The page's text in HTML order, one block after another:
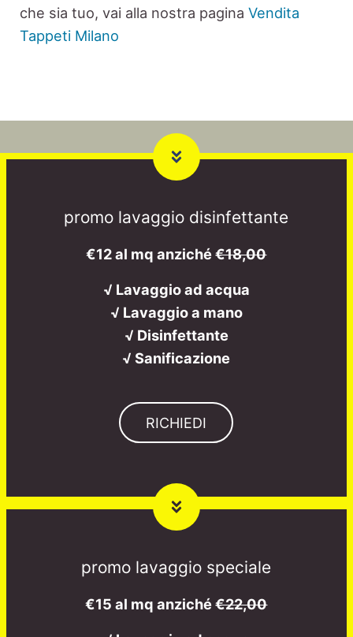
che sia tuo, vai alla nostra pagina Vendita
Tappeti Milano
promo lavaggio disinfettante
€12 al mq anziché€18,00
√ Lavaggio ad acqua
√ Lavaggio a mano
√ Disinfettante
√ Sanificazione
RICHIEDI
promo lavaggio speciale
€15 al mq anziché€22,00